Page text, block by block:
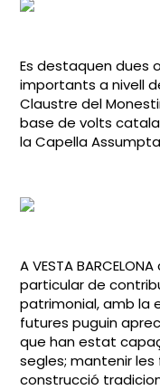
Es destaquen dues
importants a nivell
Claustre del
base de volts
la Capella
A VESTA
particular de
patrimonial, amb la
futures puguin
que han estat
segles; mantenir
construcció